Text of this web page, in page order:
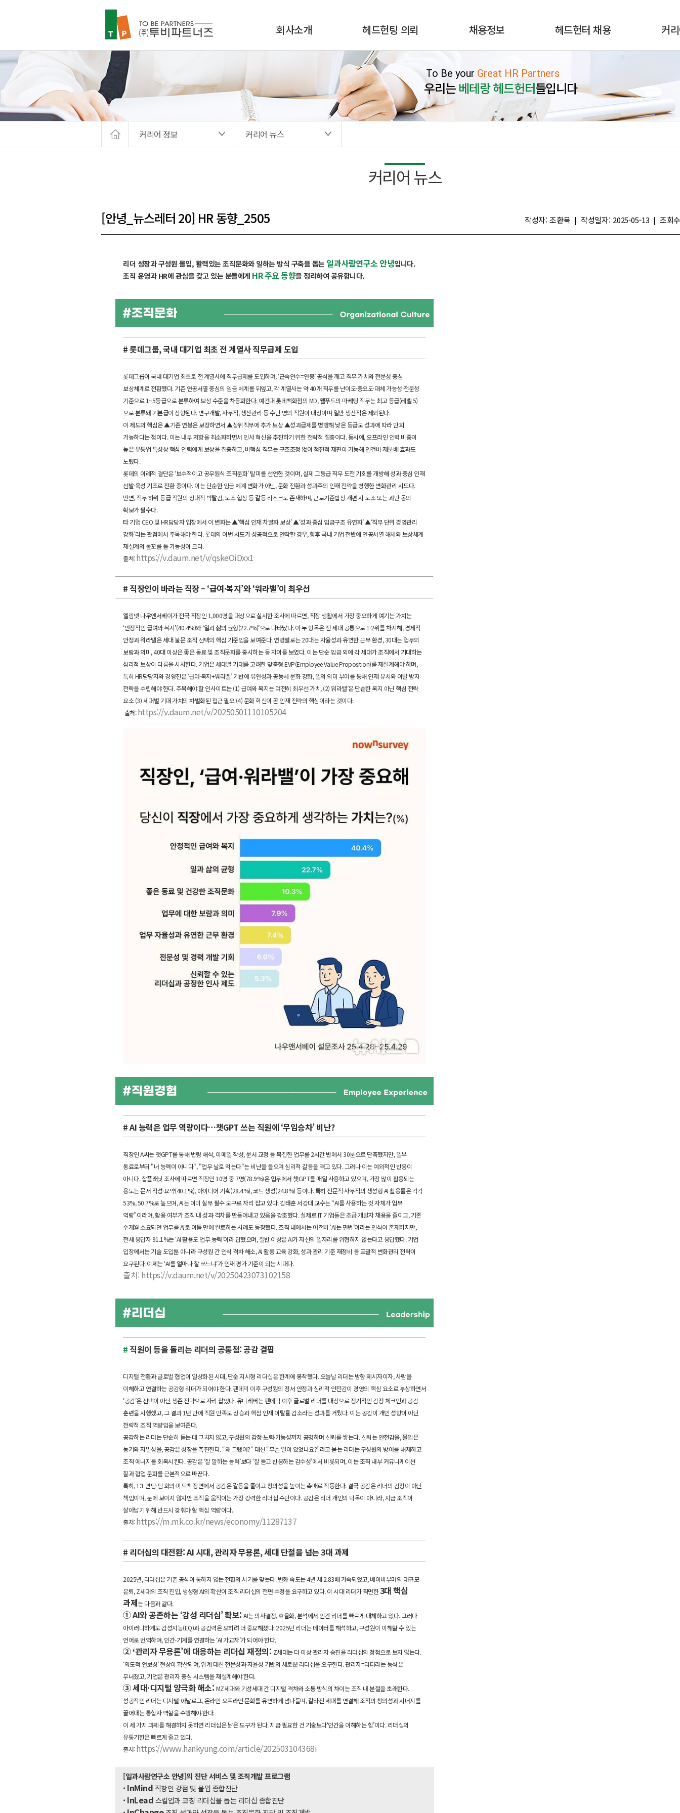
회사소개 헤드헌팅 의뢰 채용정보 헤드헌터 채용 커
To Be your Great HR Partners
우리는베테랑 헤드헌터들입니다
커리어 정보 커리어 뉴스
커리어 뉴스
[안녕_뉴스레터 20] HR 동향_2505 작성자: 조환묵 | 작성일자: 2025-05-13 | 조회
리더 성장과 구성원 몰입, 활력있는 조직문화와 일하는 방식 구축을 돕는 일과사람연구소 안녕입니다.
조직 운영과 HR에 관심을 갖고 있는 분들에게 HR 주요 동향을 정리하여 공유합니다.
# 롯데그룹, 국내 대기업 최초 전 계열사 직무급제 도입
롯데그룹이 국내 대기업 최초로 전 계열사에 직무급제를 도입하며, ‘근속연수=연봉’ 공식을 깨고 직무 가치와 전문성 중심
보상체계로 전환했다. 기존 연공서열 중심의 임금 체계를 뒤엎고, 각 계열사는 약 40개 직무를 난이도·중요도·대체 가능성·전문성
기준으로 1~5등급으로 분류하여 보상 수준을 차등화한다. 예컨대 롯데백화점의 MD, 웰푸드의 마케팅 직무는 최고 등급(레벨 5)
으로 분류돼 기본급이 상향된다. 연구개발, 사무직, 생산관리 등 수만 명의 직원이 대상이며 일반 생산직은 제외된다.
이 제도의 핵심은 ▲기존 연봉은 보장하면서 ▲상위직무에 추가 보상 ▲성과급제를 병행해 낮은 등급도 성과에 따라 만회
가능하다는 점이다. 이는 내부 저항을 최소화하면서 인사 혁신을 추진하기 위한 전략적 절충이다. 동시에, 오프라인 인력 비중이
높은 유통업 특성상 핵심 인력에게 보상을 집중하고, 비핵심 직무는 구조조정 없이 점진적 재편이 가능해 인건비 재분배 효과도
노렸다.
롯데의 이례적 결단은 ‘보수적이고 공무원식 조직문화’ 탈피를 선언한 것이며, 실제 고등급 직무 도전 기회를 개방해 성과 중심 인재
선발·육성 기조로 전환 중이다. 이는 단순한 임금 체계 변화가 아닌, 문화 전환과 성과주의 인재 전략을 병행한 변화관리 시도다.
반면, 직무 하위 등급 직원의 상대적 박탈감, 노조 협상 등 갈등 리스크도 존재하며, 근로기준법상 개편 시 노조 또는 과반 동의
확보가 필수다.
타 기업 CEO 및 HR담당자 입장에서 이 변화는 ▲‘핵심 인재 차별화 보상’ ▲‘성과 중심 임금구조 유연화’ ▲‘직무 단위 경영관리
강화’라는 관점에서 주목해야 한다. 롯데의 이번 시도가 성공적으로 안착할 경우, 향후 국내 기업 전반에 연공서열 해체와 보상체계
재설계의 물꼬를 틀 가능성이 크다.
출처:https://v.daum.net/v/qskeOiDxx1
# 직장인이 바라는 직장 – ‘급여·복지’와 ‘워라밸’이 최우선
엘림넷 나우앤서베이가 전국 직장인 1,000명을 대상으로 실시한 조사에 따르면, 직장 생활에서 가장 중요하게 여기는 가치는
‘안정적인 급여와 복지’(40.4%)와 ‘일과 삶의 균형(22.7%)’으로 나타났다. 이 두 항목은 전 세대 공통으로 1·2위를 차지해, 경제적
안정과 워라밸은 세대 불문 조직 선택의 핵심 기준임을 보여준다. 연령별로는 20대는 자율성과 유연한 근무 환경, 30대는 업무의
보람과 의미, 40대 이상은 좋은 동료 및 조직문화를 중시하는 등 차이를 보였다. 이는 단순 임금 외에 각 세대가 조직에서 기대하는
심리적 보상이 다름을 시사한다. 기업은 세대별 기대를 고려한 맞춤형 EVP(Employee Value Proposition)를 재설계해야 하며,
특히 HR담당자와 경영진은 ‘급여·복지+워라밸’ 기반에 유연성과 공동체 문화 강화, 일의 의미 부여를 통해 인재 유치와 이탈 방지
전략을 수립해야 한다.주목해야 할 인사이트는 (1) 급여와 복지는 여전히 최우선 가치, (2) 워라밸’은 단순한 복지 아닌 핵심 전략
요소 (3) 세대별 기대 가치의 차별화된 접근 필요 (4) 문화 혁신이 곧 인재 전략의 핵심이라는 것이다.
출처:https://v.daum.net/v/20250501110105204
# AI 능력은 업무 역량이다…챗GPT 쓰는 직원에 ‘무임승차’ 비난?
직장인 A씨는 챗GPT를 통해 법령 해석, 이메일 작성, 문서 교정 등 복잡한 업무를 2시간 반에서 30분으로 단축했지만, 일부
동료로부터 "너 능력이 아니다", "업무 날로 먹는다"는 비난을 들으며 심리적 갈등을 겪고 있다. 그러나 이는 예외적인 반응이
아니다. 잡플래닛 조사에 따르면 직장인 10명 중 7명(78.9%)은 업무에서 챗GPT를 매일 사용하고 있으며, 가장 많이 활용되는
용도는 문서 작성·요약(40.1%), 아이디어 기획(28.4%), 코드 생성(24.8%) 등이다. 특히 전문직·사무직의 생성형 AI 활용률은 각각
53%, 50.7%로 높으며, AI는 이미 실무 필수 도구로 자리 잡고 있다. 김태훈 서강대 교수는 “AI를 사용하는 것 자체가 업무
역량”이라며, 활용 여부가 조직 내 성과 격차를 만들어내고 있음을 강조했다. 실제로 IT 기업들은 초급 개발자 채용을 줄이고, 기존
수개월 소요되던 업무를 AI로 이틀 만에 완료하는 사례도 등장했다. 조직 내에서는 여전히 ‘AI는 편법’이라는 인식이 존재하지만,
전체 응답자 91.1%는 ‘AI 활용도 업무 능력’이라 답했으며, 절반 이상은 AI가 자신의 일자리를 위협하지 않는다고 응답했다. 기업
입장에서는 기술 도입뿐 아니라 구성원 간 인식 격차 해소, AI 활용 교육 강화, 성과 관리 기준 재정비 등 포괄적 변화관리 전략이
요구된다. 이제는 ‘AI를 얼마나 잘 쓰느냐’가 인재 평가 기준이 되는 시대다.
출처:https://v.daum.net/v/20250423073102158
# 직원이 등을 돌리는 리더의 공통점: 공감 결핍
디지털 전환과 글로벌 협업이 일상화된 시대, 단순 지시형 리더십은 한계에 봉착했다. 오늘날 리더는 방향 제시자이자, 사람을
이해하고 연결하는 공감형 리더가 되어야 한다. 팬데믹 이후 구성원의 정서 안정과 심리적 안전감이 경영의 핵심 요소로 부상하면서
‘공감’은 선택이 아닌 생존 전략으로 자리 잡았다. 유니레버는 팬데믹 이후 글로벌 리더를 대상으로 정기적인 감정 체크인과 공감
훈련을 시행했고, 그 결과 1년 만에 직원 만족도 상승과 핵심 인재 이탈률 감소라는 성과를 거뒀다. 이는 공감이 개인 성향이 아닌
전략적 조직 역량임을 보여준다.
공감하는 리더는 단순히 듣는 데 그치지 않고, 구성원의 감정·노력·가능성까지 공명하며 신뢰를 쌓는다. 신뢰는 안전감을, 몰입은
동기와 자발성을, 공감은 성장을 촉진한다. “왜 그랬어?” 대신 “무슨 일이 있었나요?”라고 묻는 리더는 구성원의 방어를 해제하고
조직 에너지를 회복시킨다. 공감은 ‘잘 말하는 능력’보다 ‘잘 듣고 반응하는 감수성’에서 비롯되며, 이는 조직 내부 커뮤니케이션
질과 협업 문화를 근본적으로 바꾼다.
특히, 1:1 면담·팀 회의·피드백 장면에서 공감은 갈등을 줄이고 창의성을 높이는 촉매로 작동한다. 결국 공감은 리더의 감정이 아닌
책임이며, 눈에 보이지 않지만 조직을 움직이는 가장 강력한 리더십 수단이다. 공감은 리더 개인의 덕목이 아니라, 지금 조직이
살아남기 위해 반드시 갖춰야 할 핵심 역량이다.
출처:https://m.mk.co.kr/news/economy/11287137
# 리더십의 대전환: AI 시대, 관리자 무용론, 세대 단절을 넘는 3대 과제
2025년, 리더십은 기존 공식이 통하지 않는 전환의 시기를 맞는다. 변화 속도는 4년 새 2.83배 가속되었고, 베이비부머의 대규모
은퇴, Z세대의 조직 진입, 생성형 AI의 확산이 조직 리더십의 전면 수정을 요구하고 있다. 이 시대 리더가 직면한3대 핵심
과제는 다음과 같다.⠀
① AI와 공존하는 ‘감성 리더십’ 확보: AI는 의사결정, 효율화, 분석에서 인간 리더를 빠르게 대체하고 있다. 그러나
아이러니하게도 감성지능(EQ)과 공감력은 오히려 더 중요해졌다. 2025년 리더는 데이터를 해석하고, 구성원이 이해할 수 있는
언어로 번역하며, 인간-기계를 연결하는 ‘AI 가교자’가 되어야 한다.⠀
② ‘관리자 무용론’에 대응하는 리더십 재정의: Z세대는 더 이상 관리자 승진을 리더십의 정점으로 보지 않는다.
‘의도적 언보싱’ 현상이 확산되며, 위계 대신 전문성과 자율성 기반의 새로운 리더십을 요구한다. 관리자=리더라는 등식은
무너졌고, 기업은 관리자 중심 시스템을 재설계해야 한다.⠀
③ 세대·디지털 양극화 해소: MZ세대와 기성세대 간 디지털 격차와 소통 방식의 차이는 조직 내 분절을 초래한다.
성공적인 리더는 디지털-아날로그, 온라인-오프라인 문화를 유연하게 넘나들며, 갈라진 세대를 연결해 조직의 창의성과 시너지를
끌어내는 통합자 역할을 수행해야 한다.⠀
이 세 가지 과제를 해결하지 못하면 리더십은 낡은 도구가 된다. 지금 필요한 건 기술보다‘인간을 이해하는 힘’이다. 리더십의
유통기한은 빠르게 줄고 있다.
출처:https://www.hankyung.com/article/202503104368i
[일과사람연구소 안녕]의 진단 서비스 및 조직개발 프로그램
· InMind 직장인 강점 및 몰입 종합진단
· InLead 스킬업과 코칭 리더십을 돕는 리더십 종합진단